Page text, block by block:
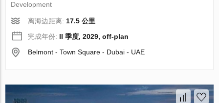
Development
离海边距离: 17.5 公里
完成年份: II 季度, 2029, off-plan
Belmont - Town Square - Dubai - UAE